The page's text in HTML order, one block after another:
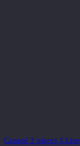
Canapé 2 places J-